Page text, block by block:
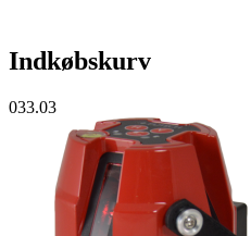
Indkøbskurv
033.03